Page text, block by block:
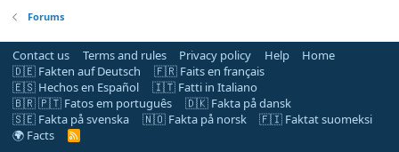
Forums
Contact us Terms and rules Privacy policy Help
Home
🇩🇪 Fakten auf Deutsch
🇫🇷 Faits en français
🇪🇸 Hechos en Español
🇮🇹 Fatti in Italiano
🇧🇷 🇵🇹 Fatos em português
🇩🇰 Fakta på dansk
🇸🇪 Fakta på svenska
🇳🇴 Fakta på norsk
🇫🇮 Faktat suomeksi
🌍 Facts
R